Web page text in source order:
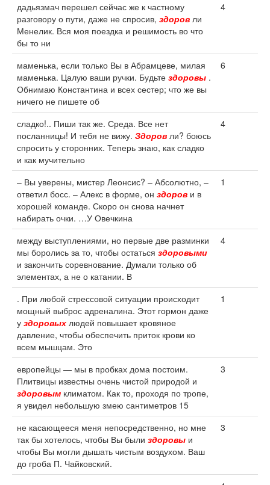
дадьязмач перешел сейчас же к частному
разговору о пути, даже не спросив, здоров ли
Менелик. Вся моя поездка и решимость во что
бы то ни
4
маменька, если только Вы в Абрамцеве, милая
маменька. Цалую ваши ручки. Будьте здоровы .
Обнимаю Константина и всех сестер; что же вы
ничего не пишете об
6
сладко!.. Пиши так же. Среда. Все нет
посланницы! И тебя не вижу. Здоров ли? боюсь
спросить у сторонних. Теперь знаю, как сладко
и как мучительно
4
– Вы уверены, мистер Леонсис? – Абсолютно, –
ответил босс. – Алекс в форме, он здоров и в
хорошей команде. Скоро он снова начнет
набирать очки. …У Овечкина
1
между выступлениями, но первые две разминки
мы боролись за то, чтобы остаться здоровыми
и закончить соревнование. Думали только об
элементах, а не о катании. В
4
. При любой стрессовой ситуации происходит
мощный выброс адреналина. Этот гормон даже
у здоровых людей повышает кровяное
давление, чтобы обеспечить приток крови ко
всем мышцам. Это
1
европейцы — мы в пробках дома постоим.
Плитвицы известны очень чистой природой и
здоровым климатом. Как то, проходя по тропе,
я увидел небольшую змею сантиметров 15
3
не касающееся меня непосредственно, но мне
так бы хотелось, чтобы Вы были здоровы и
чтобы Вы могли дышать чистым воздухом. Ваш
до гроба П. Чайковский.
3